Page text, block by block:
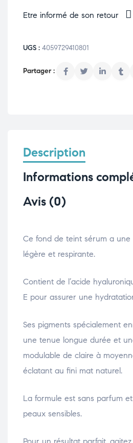
Etre informé de son retour
UGS : 4059729410801
Description
Informations
Avis (0)
Ce fond de teint sérum a une
légère et respirante.
Contient de l’acide
E pour assurer une
Ses pigments spécialement
une tenue longue durée et
modulable de claire à
éclatant au fini mat naturel.
La formule est sans parfum
peaux sensibles.